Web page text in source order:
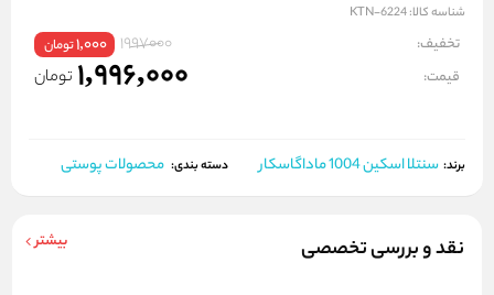
شناسه کالا:KTN-6224
تخفیف: 1997000
1,000تومان
قیمت: 1,996,000 تومان
برند: سنتلا اسکین 1004 ماداگاسکار دسته بندی: محصولات پوستی
نقد و بررسی تخصصی بیشتر